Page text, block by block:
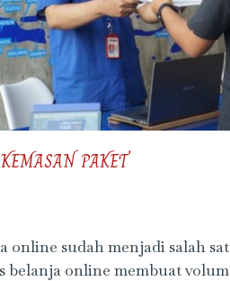
PAKET
online sudah menjadi salah
online membuat